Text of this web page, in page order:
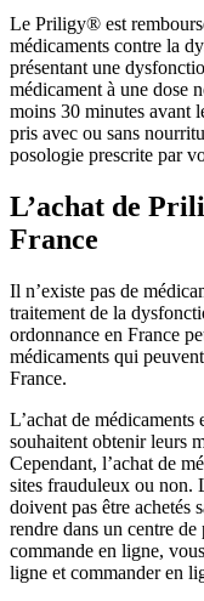
Le Priligy® est
médicaments contre la
présentant une
médicament à une dose
moins 30 minutes avant
pris avec ou sans
posologie prescrite par
L’achat de
France
Il n’existe pas de
traitement de la
ordonnance en France
médicaments qui
France.
L’achat de médicaments
souhaitent obtenir leurs
Cependant, l’achat de
sites frauduleux ou non.
doivent pas être achetés
rendre dans un centre
commande en ligne,
ligne et commander en